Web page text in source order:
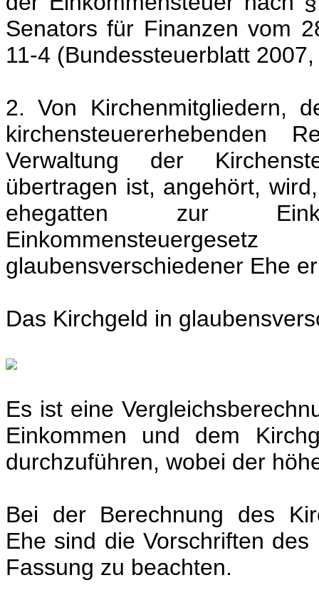
Senators für Finanzen vom
11-4 (Bundessteuerblatt
2. Von Kirchenmitgliedern,
kirchensteuererhebenden
Verwaltung der
übertragen ist, angehört,
ehegatten zur
glaubensverschiedener Ehe
Das Kirchgeld in
Es ist eine
Einkommen und dem
durchzuführen, wobei der
Bei der Berechnung des
Ehe sind die Vorschriften
Fassung zu beachten.